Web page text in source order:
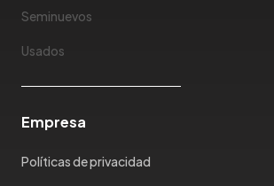
Seminuevos
Usados
Empresa
Políticas de privacidad